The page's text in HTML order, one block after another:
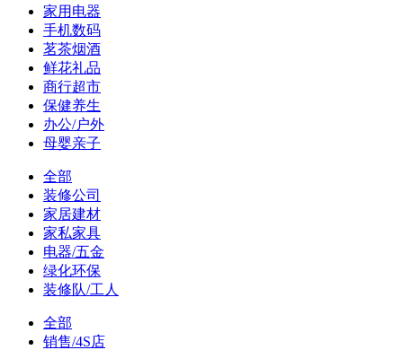
家用电器
手机数码
茗茶烟酒
鲜花礼品
商行超市
保健养生
办公/户外
母婴亲子
全部
装修公司
家居建材
家私家具
电器/五金
绿化环保
装修队/工人
全部
销售/4S店